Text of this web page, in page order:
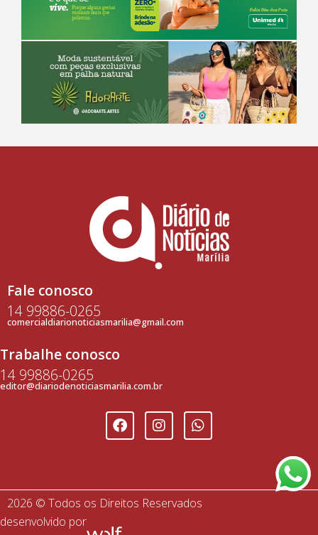
Fale conosco
14 99886-0265
comercialdiarionoticiasmarilia@gmail.com
Trabalhe conosco
14 99886-0265
editor@diariodenoticiasmarilia.com.br
2026 © Todos os Direitos Reservados
desenvolvido por